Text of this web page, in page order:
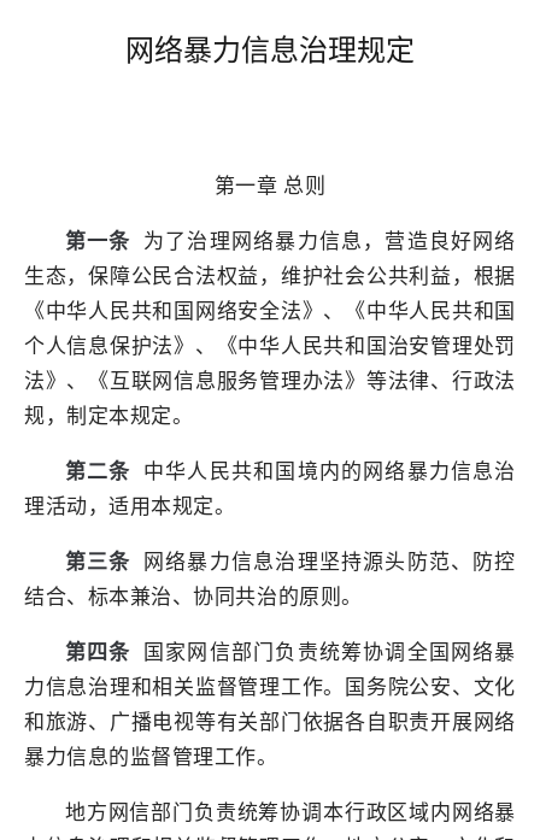
网络暴力信息治理规定
第一章 总则
第一条 为了治理网络暴力信息，营造良好网络
生态，保障公民合法权益，维护社会公共利益，根据
《中华人民共和国网络安全法》、《中华人民共和国
个人信息保护法》、《中华人民共和国治安管理处罚
法》、《互联网信息服务管理办法》等法律、行政法
规，制定本规定。
第二条 中华人民共和国境内的网络暴力信息治
理活动，适用本规定。
第三条 网络暴力信息治理坚持源头防范、防控
结合、标本兼治、协同共治的原则。
第四条 国家网信部门负责统筹协调全国网络暴
力信息治理和相关监督管理工作。国务院公安、文化
和旅游、广播电视等有关部门依据各自职责开展网络
暴力信息的监督管理工作。
地方网信部门负责统筹协调本行政区域内网络暴